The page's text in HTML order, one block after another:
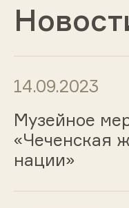
14.09.2023
Музейное
«Чеченская
нации»